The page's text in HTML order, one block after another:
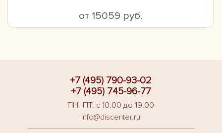
от 15059 руб.
+7 (495) 790-93-02
+7 (495) 745-96-77
ПН.-ПТ. с 10:00 до 19:00
info@discenter.ru